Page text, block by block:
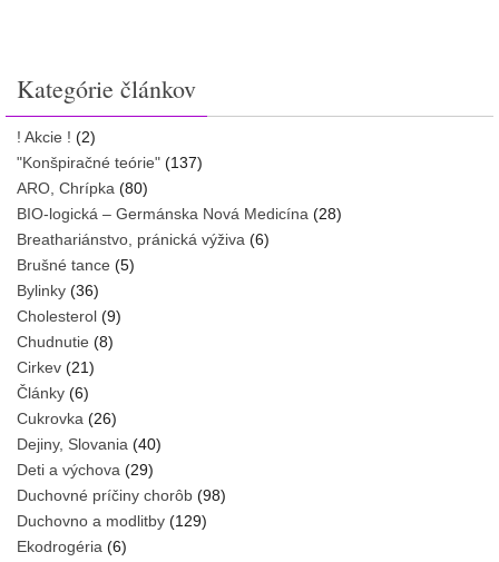
Kategórie článkov
! Akcie ! (2)
"Konšpiračné teórie" (137)
ARO, Chrípka (80)
BIO-logická – Germánska Nová Medicína (28)
Breathariánstvo, pránická výživa (6)
Brušné tance (5)
Bylinky (36)
Cholesterol (9)
Chudnutie (8)
Cirkev (21)
Články (6)
Cukrovka (26)
Dejiny, Slovania (40)
Deti a výchova (29)
Duchovné príčiny chorôb (98)
Duchovno a modlitby (129)
Ekodrogéria (6)